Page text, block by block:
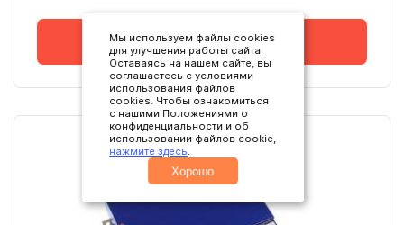
В корзину
Мы используем файлы cookies
для улучшения работы сайта.
Оставаясь на нашем сайте, вы
соглашаетесь с условиями
использования файлов
cookies. Чтобы ознакомиться
с нашими Положениями о
конфиденциальности и об
использовании файлов cookie,
нажмите здесь.
Хорошо